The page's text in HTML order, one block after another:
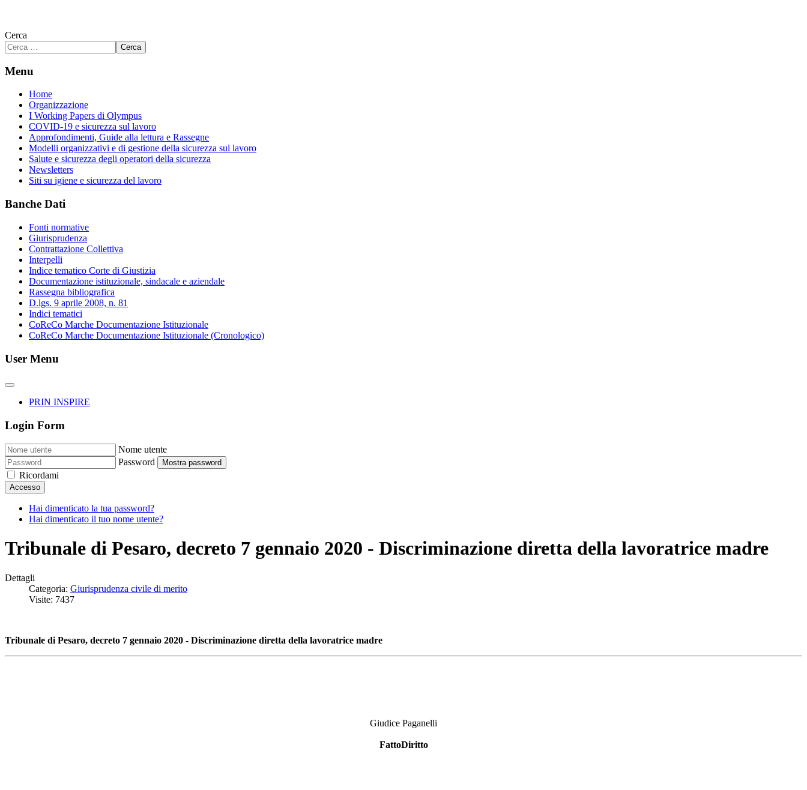
Cerca
Cerca
Menu
Home
Organizzazione
I Working Papers di Olympus
COVID-19 e sicurezza sul lavoro
Approfondimenti, Guide alla lettura e Rassegne
Modelli organizzativi e di gestione della sicurezza sul lavoro
Salute e sicurezza degli operatori della sicurezza
Newsletters
Siti su igiene e sicurezza del lavoro
Banche Dati
Fonti normative
Giurisprudenza
Contrattazione Collettiva
Interpelli
Indice tematico Corte di Giustizia
Documentazione istituzionale, sindacale e aziendale
Rassegna bibliografica
D.lgs. 9 aprile 2008, n. 81
Indici tematici
CoReCo Marche Documentazione Istituzionale
CoReCo Marche Documentazione Istituzionale (Cronologico)
User Menu
PRIN INSPIRE
Login Form
Nome utente
Password
Mostra password
Ricordami
Accesso
Hai dimenticato la tua password?
Hai dimenticato il tuo nome utente?
Tribunale di Pesaro, decreto 7 gennaio 2020 - Discriminazione diretta della lavoratrice madre
Dettagli
Categoria: Giurisprudenza civile di merito
Visite: 7437
Tribunale di Pesaro, decreto 7 gennaio 2020 - Discriminazione diretta della lavoratrice madre
Giudice Paganelli
FattoDiritto